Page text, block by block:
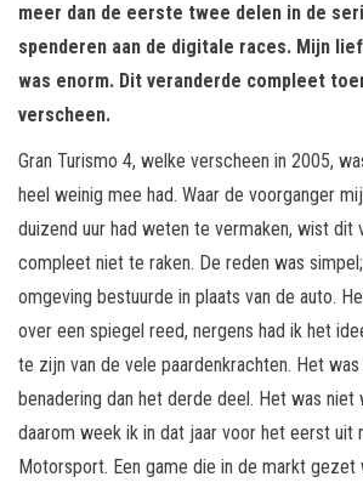
meer dan de eerste twee delen in de
spenderen aan de digitale races. Mijn
was enorm. Dit veranderde compleet
verscheen.
Gran Turismo 4, welke verscheen in 2005,
heel weinig mee had. Waar de voorganger
duizend uur had weten te vermaken, wist dit
compleet niet te raken. De reden was
omgeving bestuurde in plaats van de auto.
over een spiegel reed, nergens had ik het
te zijn van de vele paardenkrachten. Het
benadering dan het derde deel. Het was niet
daarom week ik in dat jaar voor het eerst uit
Motorsport. Een game die in de markt gezet